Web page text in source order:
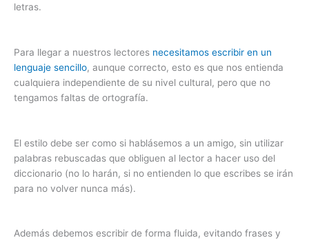
letras.
Para llegar a nuestros lectores necesitamos escribir en un
lenguaje sencillo, aunque correcto, esto es que nos entienda
cualquiera independiente de su nivel cultural, pero que no
tengamos faltas de ortografía.
El estilo debe ser como si hablásemos a un amigo, sin utilizar
palabras rebuscadas que obliguen al lector a hacer uso del
diccionario (no lo harán, si no entienden lo que escribes se irán
para no volver nunca más).
Además debemos escribir de forma fluida, evitando frases y